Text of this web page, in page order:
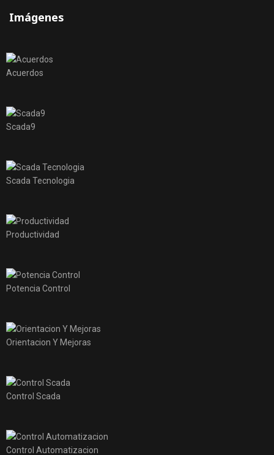
Imágenes
Acuerdos
Scada9
Scada Tecnologia
Productividad
Potencia Control
Orientacion Y Mejoras
Control Scada
Control Automatizacion